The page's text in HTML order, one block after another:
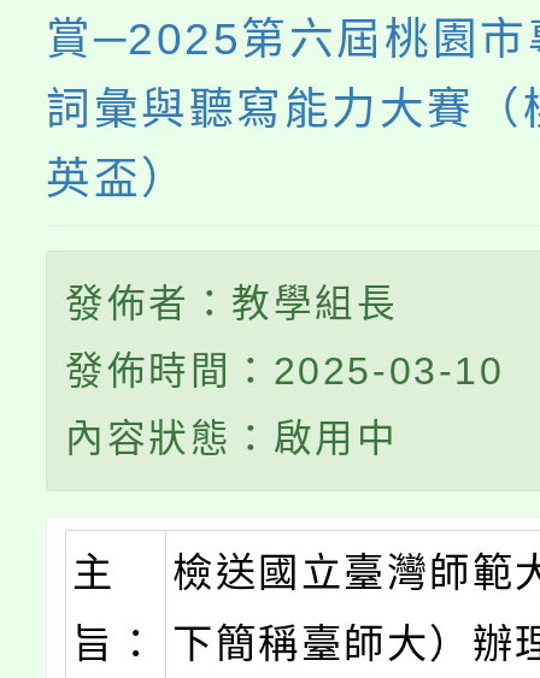
賞─2025第六屆桃園市
詞彙與聽寫能力大賽（
英盃）
發佈者：教學組長
發佈時間：2025-03-10
內容狀態：啟用中
主
旨：
檢送國立臺灣師範
下簡稱臺師大）辦